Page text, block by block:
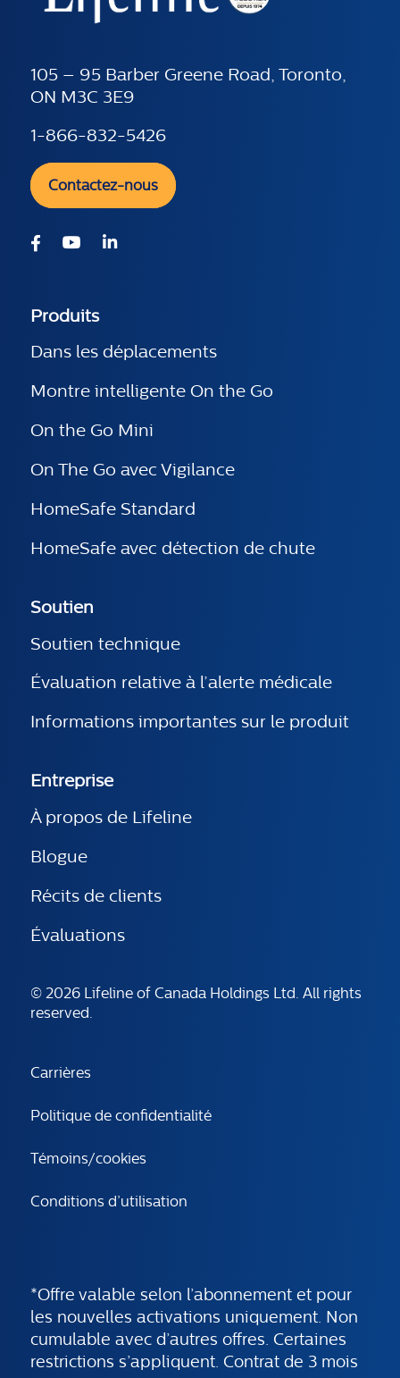
105 – 95 Barber Greene Road, Toronto,
ON M3C 3E9
1-866-832-5426
Contactez-nous
Produits
Dans les déplacements
Montre intelligente On the Go
On the Go Mini
On The Go avec Vigilance
HomeSafe Standard
HomeSafe avec détection de chute
Soutien
Soutien technique
Évaluation relative à l’alerte médicale
Informations importantes sur le produit
Entreprise
À propos de Lifeline
Blogue
Récits de clients
Évaluations
© 2026 Lifeline of Canada Holdings Ltd. All rights
reserved.
Carrières
Politique de confidentialité
Témoins/cookies
Conditions d’utilisation
*Offre valable selon l’abonnement et pour
les nouvelles activations uniquement. Non
cumulable avec d’autres offres. Certaines
restrictions s’appliquent. Contrat de 3 mois